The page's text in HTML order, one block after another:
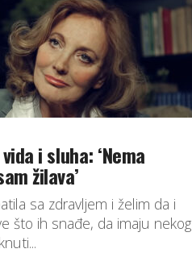
i sluha: ‘Nema
žilava’
sa zdravljem i želim da i
što ih snađe, da imaju nekog